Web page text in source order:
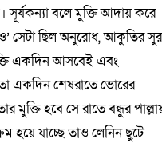
সূর্যকন্যা বলে মুক্তি আদায় করে
সেটা ছিল অনুরোধ, আকুতির সুর
একদিন আসবেই এবং
একদিন শেষরাতে ভোরের
মুক্তি হবে সে রাতে বন্ধুর
হয়ে যাচ্ছে তাও লেনিন ছুটে